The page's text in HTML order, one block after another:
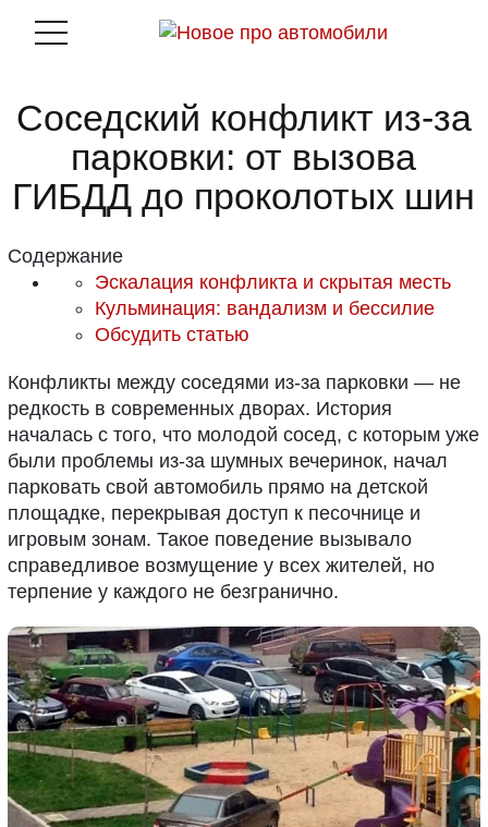
Соседский конфликт из-за
парковки: от вызова
ГИБДД до проколотых шин
Содержание
Эскалация конфликта и скрытая месть
Кульминация: вандализм и бессилие
Обсудить статью
Конфликты между соседями из-за парковки — не
редкость в современных дворах. История
началась с того, что молодой сосед, с которым уже
были проблемы из-за шумных вечеринок, начал
парковать свой автомобиль прямо на детской
площадке, перекрывая доступ к песочнице и
игровым зонам. Такое поведение вызывало
справедливое возмущение у всех жителей, но
терпение у каждого не безгранично.